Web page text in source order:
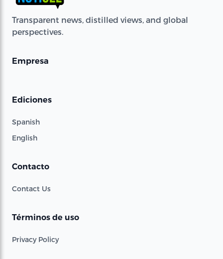
Transparent news, distilled views, and global
perspectives.
Empresa
Ediciones
Spanish
English
Contacto
Contact Us
Términos de uso
Privacy Policy